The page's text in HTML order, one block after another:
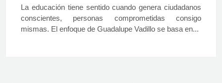
La educación tiene sentido cuando genera ciudadanos
conscientes, personas comprometidas consigo
mismas. El enfoque de Guadalupe Vadillo se basa en...